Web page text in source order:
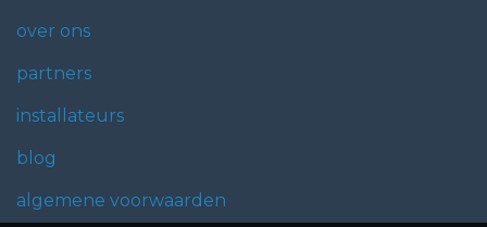
over ons
partners
installateurs
blog
algemene voorwaarden